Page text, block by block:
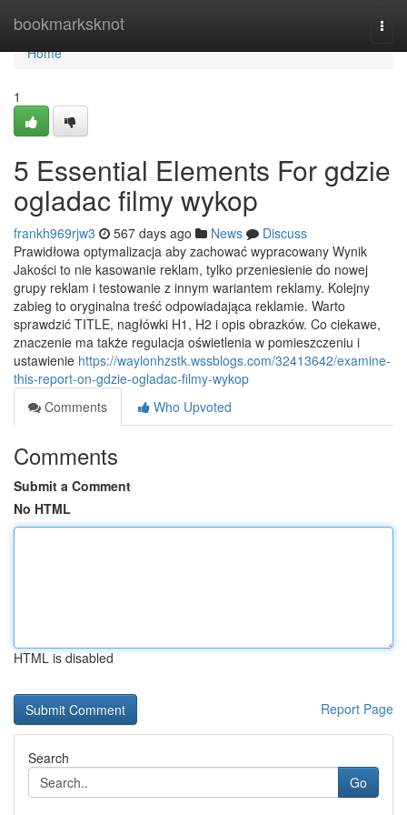
bookmarksknot
Home
Home
1
5 Essential Elements For gdzie
ogladac filmy wykop
frankh969rjw3 567 days ago News
Discuss
Prawidłowa optymalizacja aby zachować wypracowany Wynik
Jakości to nie kasowanie reklam, tylko przeniesienie do nowej
grupy reklam i testowanie z innym wariantem reklamy. Kolejny
zabieg to oryginalna treść odpowiadająca reklamie. Warto
sprawdzić TITLE, nagłówki H1, H2 i opis obrazków. Co ciekawe,
znaczenie ma także regulacja oświetlenia w pomieszczeniu i
ustawienie https://waylonhzstk.wssblogs.com/32413642/examine-
this-report-on-gdzie-ogladac-filmy-wykop
Comments
Who Upvoted
Comments
Submit a Comment
No HTML
HTML is disabled
Report Page
Search
Go